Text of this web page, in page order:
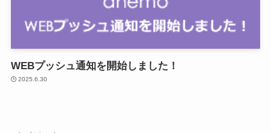
WEBプッシュ通知を開始しました！
2025.6.30